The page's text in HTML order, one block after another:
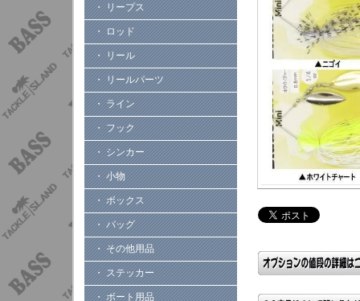
・ リープス
・ ロッド
・ リール
・ リールパーツ
・ ライン
・ フック
・ シンカー
・ 小物
・ ボックス
・ バッグ
・ その他用品
・ ステッカー
・ ボート用品